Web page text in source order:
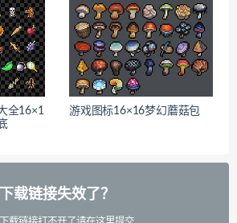
全16×1
游戏图标16×16梦幻蘑菇包
下载链接失效了？